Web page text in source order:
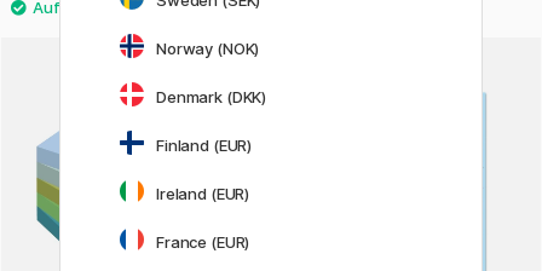
Norway (NOK)
Denmark (DKK)
Finland (EUR)
Ireland (EUR)
France (EUR)